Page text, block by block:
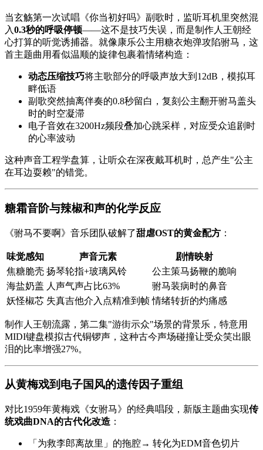
当玄觞第一次试唱《你当初好吗》副歌时，监听耳机里突然混
入0.3秒的呼吸停顿——这不是技巧失误，而是制作人王朝经
心打算的听觉诱捕器。就像康乐公主用糖衣炮弹攻陷驸马，这
首主题曲用看似温顺的旋律包裹着情绪构造：
动态压缩技巧将主歌部分的呼吸声放大到12dB，模拟耳
畔低语
副歌突然抽离伴奏的0.8秒留白，复刻公主翻开驸马盖头
时的时空凝滞
电子音效在3200Hz频段叠加心跳采样，对应受众追剧时
的心率波动
这种声音工程学盘算，让听众在深夜戴耳机时，总产生"公主
在耳边耍赖"的错觉。
糖霜音阶与辣椒和声的化学反应
《驸马不要啊》音乐团队破解了甜虐OST的黄金配方 ：
味觉感知 声音元素
剧情映射
焦糖脆壳 扬琴轮指+玻璃风铃
公主策马扬鞭的脆响
海盐奶盖 人声气声占比63%
驸马装病时的鼻音
妖怪椒芯 失真吉他介入点精准到帧 情绪转折的灼痛感
制作人王朝流露，第二集"游街示众"场景的背景乐，特意用
MIDI键盘模拟古代铜锣声，这种古今声场碰撞让受众笑出眼
泪的比率增强27%。
从黄梅戏到电子国风的遗传因子重组
对比1959年黄梅戏《女驸马》的经典唱段，新版主题曲实现传
统戏曲DNA的古代化改造 ：
「为救李郎离故里」的拖腔→ 转化为EDM音色切片